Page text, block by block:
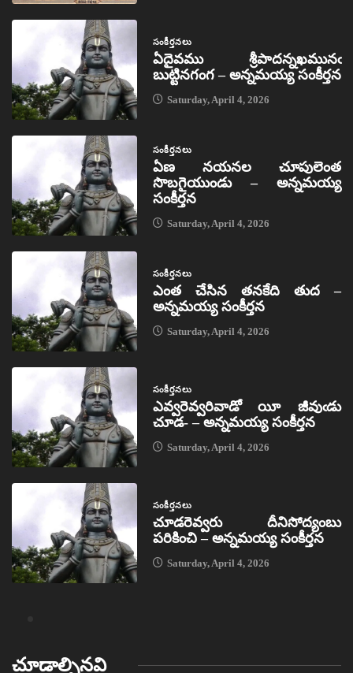
సంకీర్తనలు
ఏదైవము శ్రీపాదన్నఖమునఁ
బుట్టినగంగ – అన్నమయ్య సంకీర్తన
Saturday, April 4, 2026
సంకీర్తనలు
ఏణ నయనల చూపులెంత
సొబగైయుండు – అన్నమయ్య
సంకీర్తన
Saturday, April 4, 2026
సంకీర్తనలు
ఎంత చేసిన తనకేది తుద –
అన్నమయ్య సంకీర్తన
Saturday, April 4, 2026
సంకీర్తనలు
ఎవ్వరెవ్వరివాడో యీ జీవుఁడు
చూడ- – అన్నమయ్య సంకీర్తన
Saturday, April 4, 2026
సంకీర్తనలు
చూడరెవ్వరు దీనిసోద్యంబు
పరికించి – అన్నమయ్య సంకీర్తన
Saturday, April 4, 2026
చూడాల్సినవి